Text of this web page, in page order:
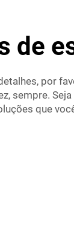
de
por
sempre.
que